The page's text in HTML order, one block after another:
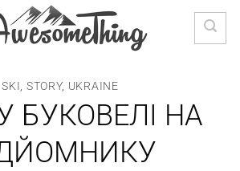
SKI STORY, UKRAINE
БУКОВЕЛІ НА